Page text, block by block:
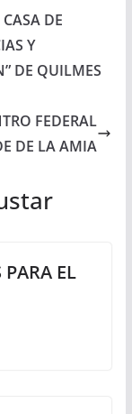
DE
Y
DE QUILMES
FEDERAL
DE LA AMIA
EL